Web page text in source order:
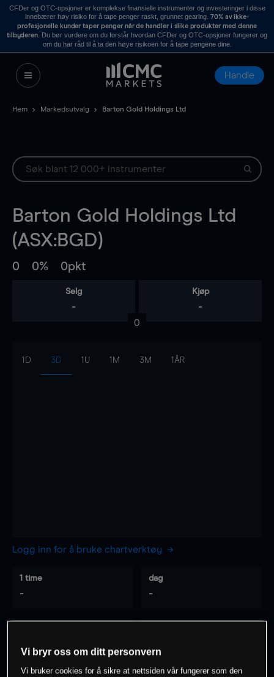
CFDer og OTC-opsjoner er komplekse finansielle instrumenter og investeringer i disse
innebærer høy risiko for å tape penger raskt, grunnet gearing. 70% av ikke-
profesjonelle kunder taper penger når de handler i slike produkter med denne
tilbyderen . Du bør vurdere om du forstår hvordan CFDer og OTC-opsjoner fungerer og
om du har råd til å ta den høye risikoen for å tape pengene dine.
Handle
Hem Markedsutvalg Barton Gold Holdings Ltd
Barton Gold Holdings Ltd
(ASX:BGD)
0 0% 0pkt
Selg
-
Kjøp
-
0
1D 3D 1U 1M 3M 1ÅR
Logg inn for å bruke chartverktøy
1 time
-
dag
-
-
Vi bryr oss om ditt personvern
Vi bruker cookies for å sikre at nettsiden vår fungerer som den